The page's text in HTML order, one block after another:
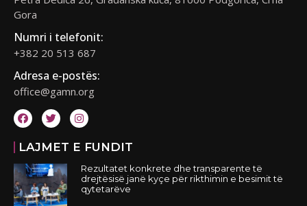
Gora
Numri i telefonit:
+382 20 513 687
Adresa e-postës:
office@gamn.org
LAJMET E FUNDIT
Rezultatet konkrete dhe transparente të
drejtësisë janë kyçe për rikthimin e besimit të
qytetarëve